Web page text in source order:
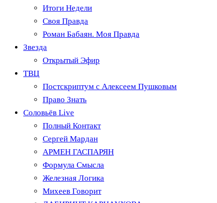
Итоги Недели
Своя Правда
Роман Бабаян. Моя Правда
Звезда
Открытый Эфир
ТВЦ
Постскриптум с Алексеем Пушковым
Право Знать
Соловьёв Live
Полный Контакт
Сергей Мардан
АРМЕН ГАСПАРЯН
Формула Смысла
Железная Логика
Михеев Говорит